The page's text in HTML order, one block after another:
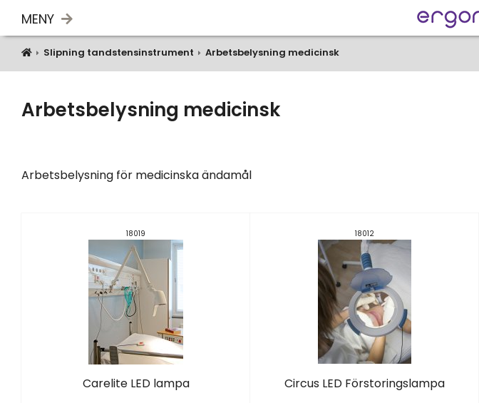
MENY
Slipning tandstensinstrument Arbetsbelysning medicinsk
Arbetsbelysning medicinsk
Arbetsbelysning för medicinska ändamål
18019
Carelite LED lampa
18012
Circus LED Förstoringslampa